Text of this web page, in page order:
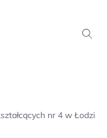
nr 4 w Łodzi